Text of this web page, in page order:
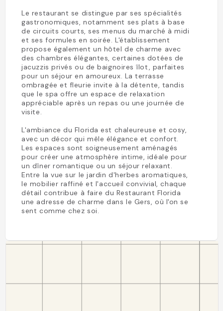
Le restaurant se distingue par ses spécialités
gastronomiques, notamment ses plats à base
de circuits courts, ses menus du marché à midi
et ses formules en soirée. L'établissement
propose également un hôtel de charme avec
des chambres élégantes, certaines dotées de
jacuzzis privés ou de baignoires îlot, parfaites
pour un séjour en amoureux. La terrasse
ombragée et fleurie invite à la détente, tandis
que le spa offre un espace de relaxation
appréciable après un repas ou une journée de
visite.
L'ambiance du Florida est chaleureuse et cosy,
avec un décor qui mêle élégance et confort.
Les espaces sont soigneusement aménagés
pour créer une atmosphère intime, idéale pour
un dîner romantique ou un séjour relaxant.
Entre la vue sur le jardin d'herbes aromatiques,
le mobilier raffiné et l'accueil convivial, chaque
détail contribue à faire du Restaurant Florida
une adresse de charme dans le Gers, où l'on se
sent comme chez soi.